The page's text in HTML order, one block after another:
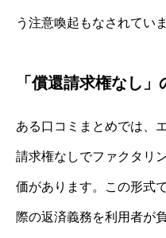
う注意喚起もなされていま
「償還請求権なし
ある口コミまとめでは、
請求権なしでファクタリ
価があります。この形式
際の返済義務を利用者が